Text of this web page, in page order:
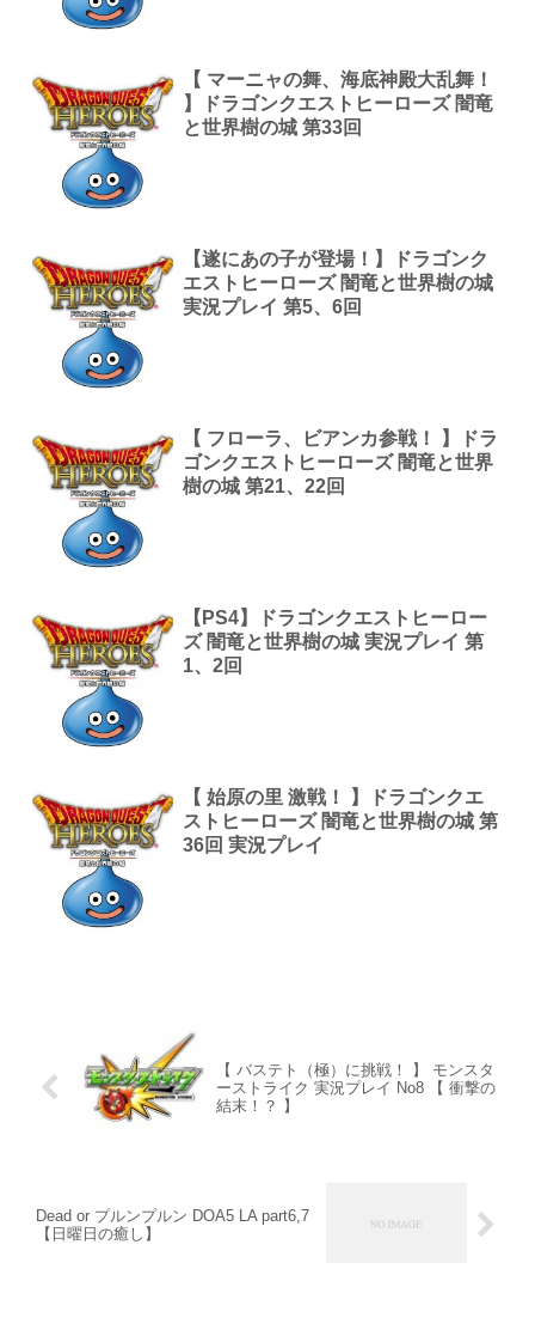
【 マーニャの舞、海底神殿大乱舞！
】ドラゴンクエストヒーローズ 闇竜
と世界樹の城 第33回
【遂にあの子が登場！】ドラゴンク
エストヒーローズ 闇竜と世界樹の城
実況プレイ 第5、6回
【 フローラ、ビアンカ参戦！ 】ドラ
ゴンクエストヒーローズ 闇竜と世界
樹の城 第21、22回
【PS4】ドラゴンクエストヒーロー
ズ 闇竜と世界樹の城 実況プレイ 第
1、2回
【 始原の里 激戦！ 】ドラゴンクエ
ストヒーローズ 闇竜と世界樹の城 第
36回 実況プレイ
【 バステト（極）に挑戦！ 】 モンスタ
ーストライク 実況プレイ No8 【 衝撃の
結末！？ 】
Dead or プルンプルン DOA5 LA part6,7
【日曜日の癒し】